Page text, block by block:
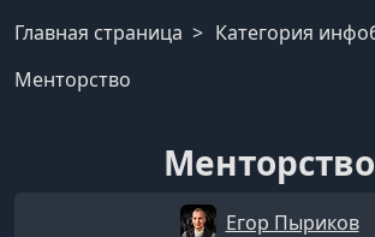
Главная страница
Категория
Менторство
Менторство
Егор Пыриков